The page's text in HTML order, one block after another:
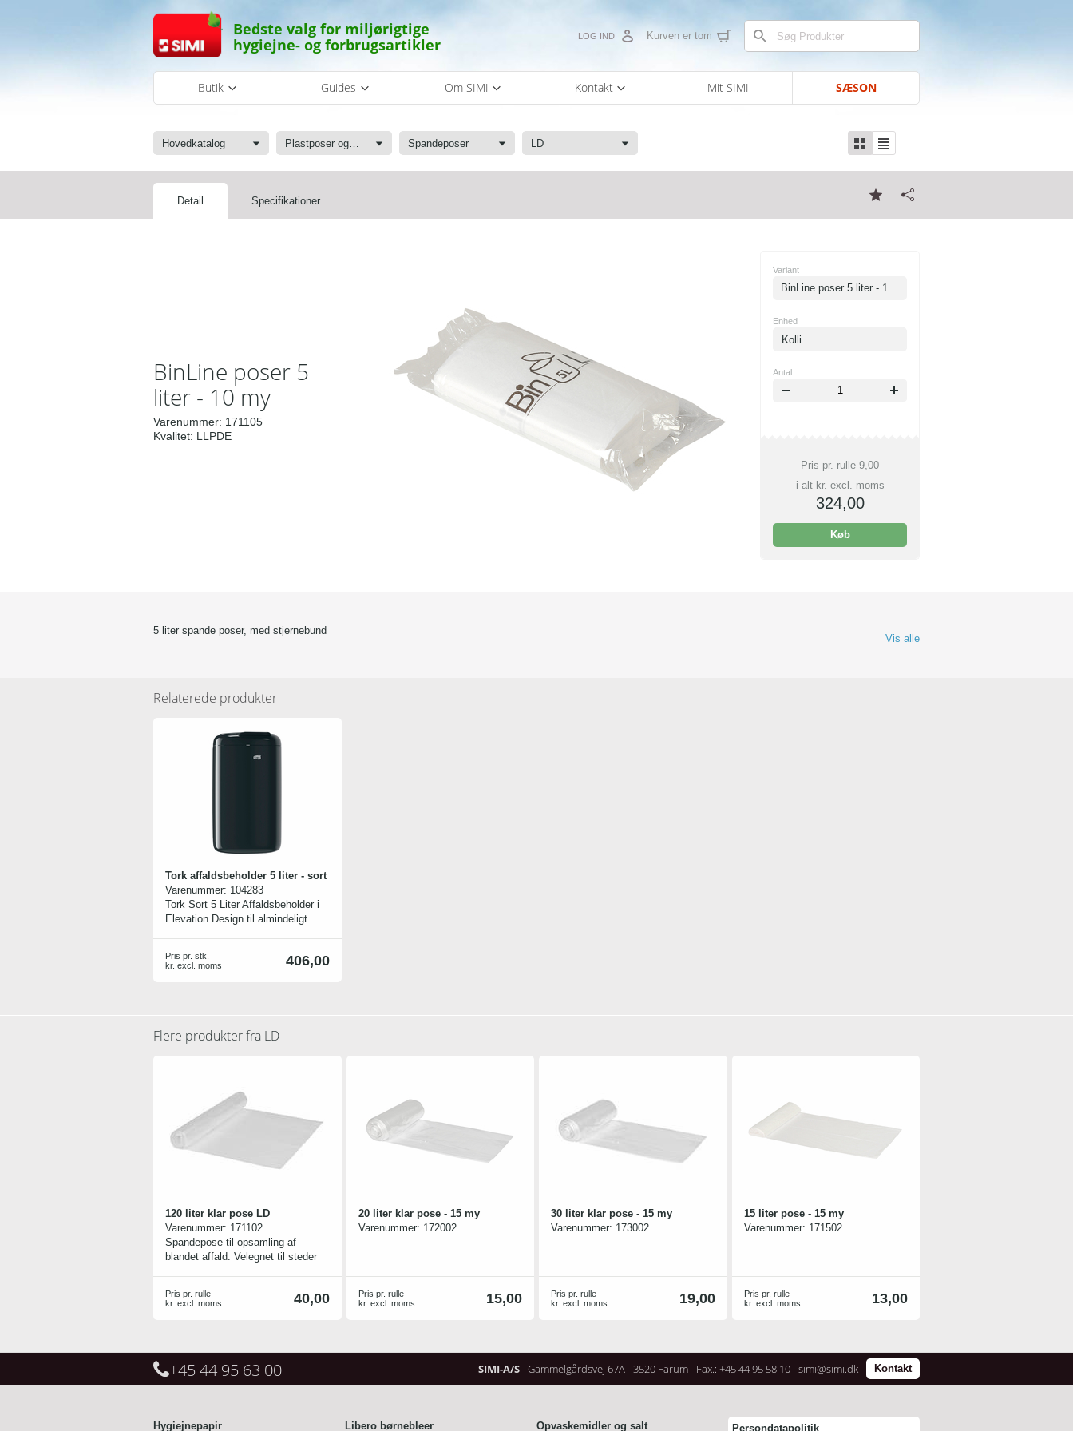
Bedste valg for miljørigtige
hygiejne- og forbrugsartikler
Kurven er tom
LOG IND
Butik Guides Om SIMI Kontakt Mit SIMI SÆSON
Hovedkatalog Plastposer og sække Spandeposer LD
Detail Specifikationer
BinLine poser 5
liter - 10 my
Varenummer: 171105
Kvalitet: LLPDE
Variant
BinLine poser 5 liter - 10 my
Enhed
Kolli
Antal
Pris pr. rulle 9,00
i alt kr. excl. moms
324,00
Køb
Vis alle
5 liter spande poser, med stjernebund
Relaterede produkter
Tork affaldsbeholder 5 liter - sort
Varenummer: 104283
Tork Sort 5 Liter Affaldsbeholder i
Elevation Design til almindeligt
Selvlukkende låg og skjult
kvalitet.
Den lille størrelse er ideel på steder
med begrænset plads
406,00
Pris pr. stk.
kr. excl. moms
Flere produkter fra LD
120 liter klar pose LD
Varenummer: 171102
Spandepose til opsamling af
blandet affald. Velegnet til steder
40,00
Pris pr. rulle
kr. excl. moms
20 liter klar pose - 15 my
Varenummer: 172002
15,00
Pris pr. rulle
kr. excl. moms
30 liter klar pose - 15 my
Varenummer: 173002
19,00
Pris pr. rulle
kr. excl. moms
15 liter pose - 15 my
Varenummer: 171502
13,00
Pris pr. rulle
kr. excl. moms
+45 44 95 63 00 Kontakt
simi@simi.dk
Fax.: +45 44 95 58 10
3520 Farum
Gammelgårdsvej 67A
SIMI-A/S
Hygiejnepapir Libero børnebleer Opvaskemidler og salt Persondatapolitik